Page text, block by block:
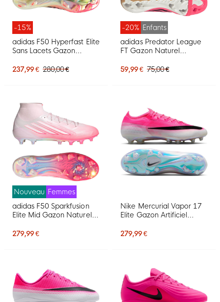
-15%
adidas F50 Hyperfast Elite
Sans Lacets Gazon
Foot (FG) Rose Vif Noir
237,99 € 280,00 €
-20% Enfants
adidas Predator League
FT Gazon Naturel
Enfants Rose Vif Gris
59,99 € 75,00 €
Nouveau Femmes
adidas F50 Sparkfusion
Elite Mid Gazon Naturel
Femmes Rose Blanc
279,99 €
Nike Mercurial Vapor 17
Elite Gazon Artificiel
Rose Vif Blanc Noir
279,99 €